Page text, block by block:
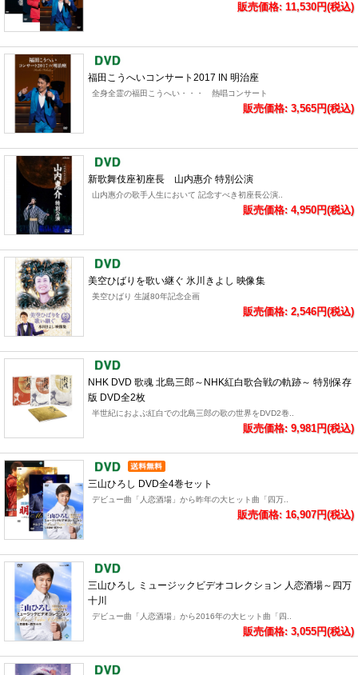
販売価格: 11,530円(税込)
福田こうへいコンサート2017 IN 明治座
全身全霊の福田こうへい・・・ 熱唱コンサート
販売価格: 3,565円(税込)
新歌舞伎座初座長 山内惠介 特別公演
山内惠介の歌手人生において 記念すべき初座長公演..
販売価格: 4,950円(税込)
美空ひばりを歌い継ぐ 氷川きよし 映像集
美空ひばり 生誕80年記念企画
販売価格: 2,546円(税込)
NHK DVD 歌魂 北島三郎～NHK紅白歌合戦の軌跡～ 特別保存
版 DVD全2枚
半世紀におよぶ紅白での北島三郎の歌の世界をDVD2巻..
販売価格: 9,981円(税込)
三山ひろし DVD全4巻セット
デビュー曲「人恋酒場」から昨年の大ヒット曲「四万..
販売価格: 16,907円(税込)
三山ひろし ミュージックビデオコレクション 人恋酒場～四万
十川
デビュー曲「人恋酒場」から2016年の大ヒット曲「四..
販売価格: 3,055円(税込)